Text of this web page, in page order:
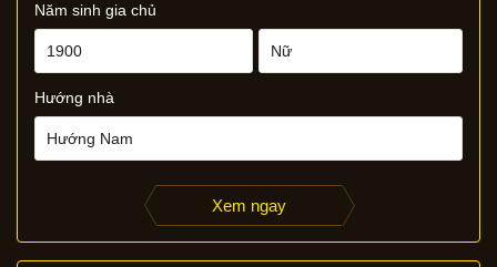
Năm sinh gia chủ
Hướng nhà
Xem ngay